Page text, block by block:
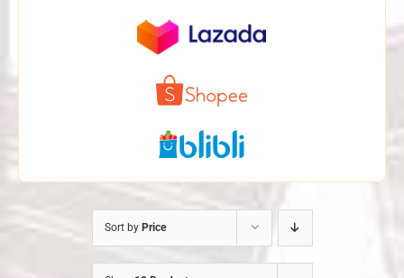
Sort by Price